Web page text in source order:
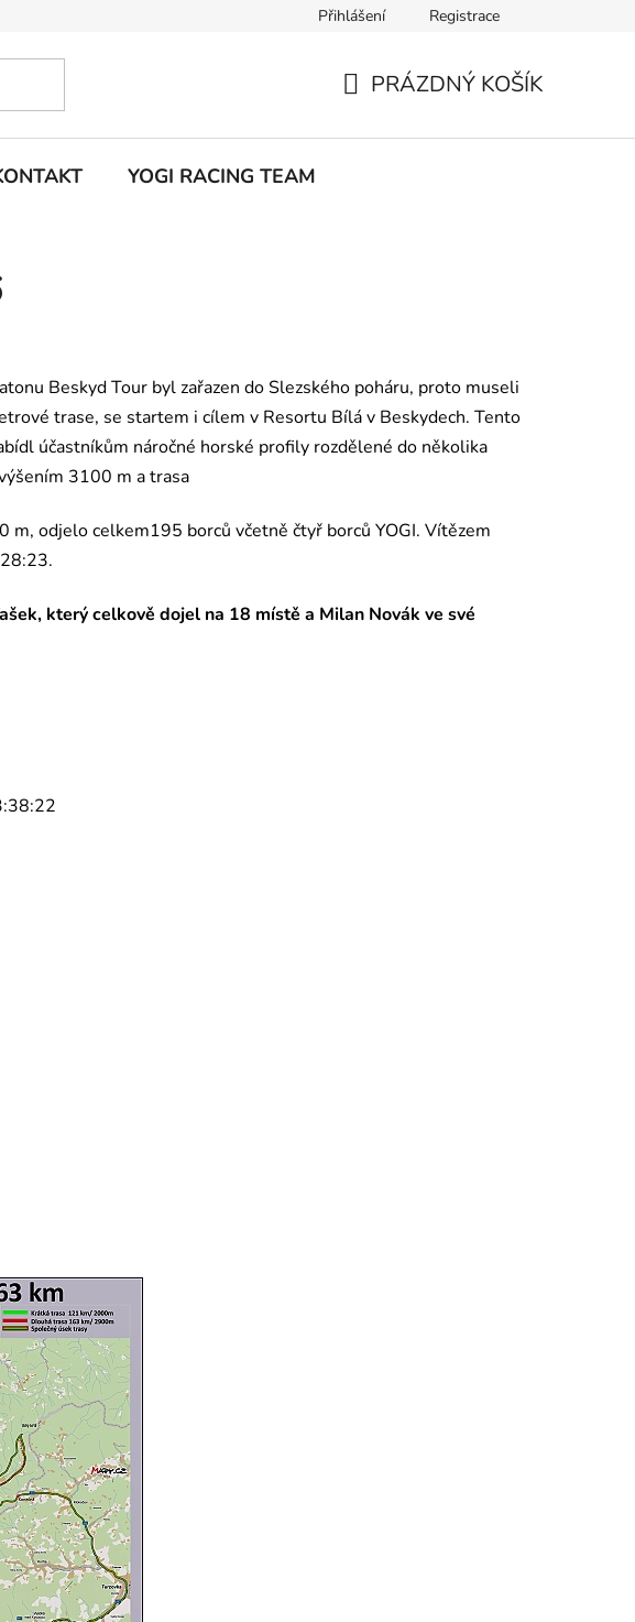
Přihlášení Registrace
PRÁZDNÝ KOŠÍK
YOGI RACING TEAM
Beskyd Tour byl zařazen do Slezského poháru, proto museli
trase, se startem i cílem v Resortu Bílá v Beskydech. Tento
účastníkům náročné horské profily rozdělené do několika
3100 m a trasa
odjelo celkem195 borců včetně čtyř borců YOGI. Vítězem
který celkově dojel na 18 místě a Milan Novák ve své